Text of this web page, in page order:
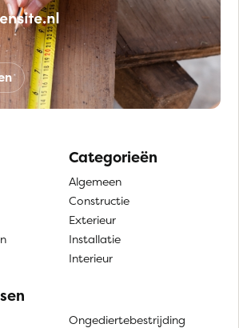
Categorieën
Algemeen
Constructie
Exterieur
Installatie
Interieur
Ongediertebestrijding